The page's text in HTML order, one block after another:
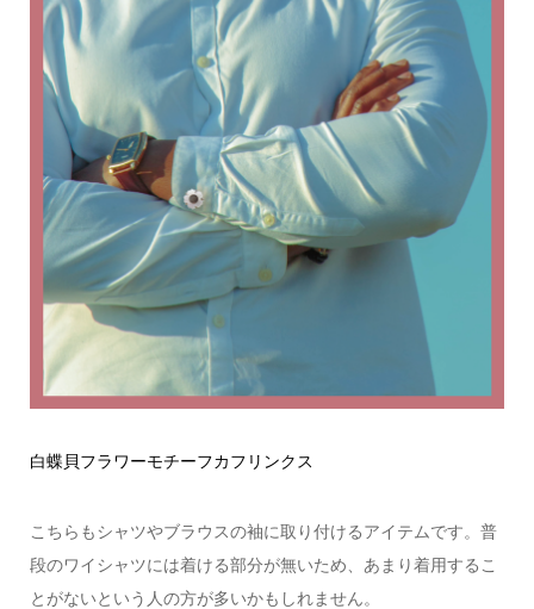
白蝶貝フラワーモチーフカフリンクス
こちらもシャツやブラウスの袖に取り付けるアイテムです。普
段のワイシャツには着ける部分が無いため、あまり着用するこ
とがないという人の方が多いかもしれません。